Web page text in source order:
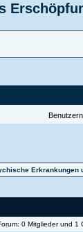
Erkrankungen
0 Mitglieder und 1